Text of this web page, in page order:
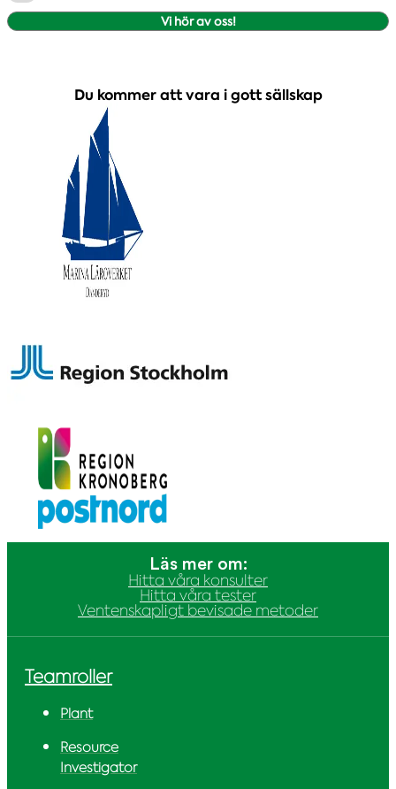
Vi hör av oss!
Du kommer att vara i gott sällskap
Läs mer om:
Hitta våra konsulter
Hitta våra tester
Ventenskapligt bevisade metoder
Teamroller
Plant
Resource
Investigator